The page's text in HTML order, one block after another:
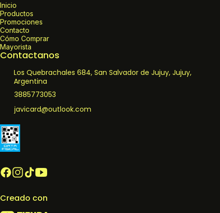
Inicio
Productos
Promociones
Contacto
Cómo Comprar
Mayorista
Contactanos
Los Quebrachales 684, San Salvador de Jujuy, Jujuy,
Argentina
3885773053
javicard@outlook.com
Creado con